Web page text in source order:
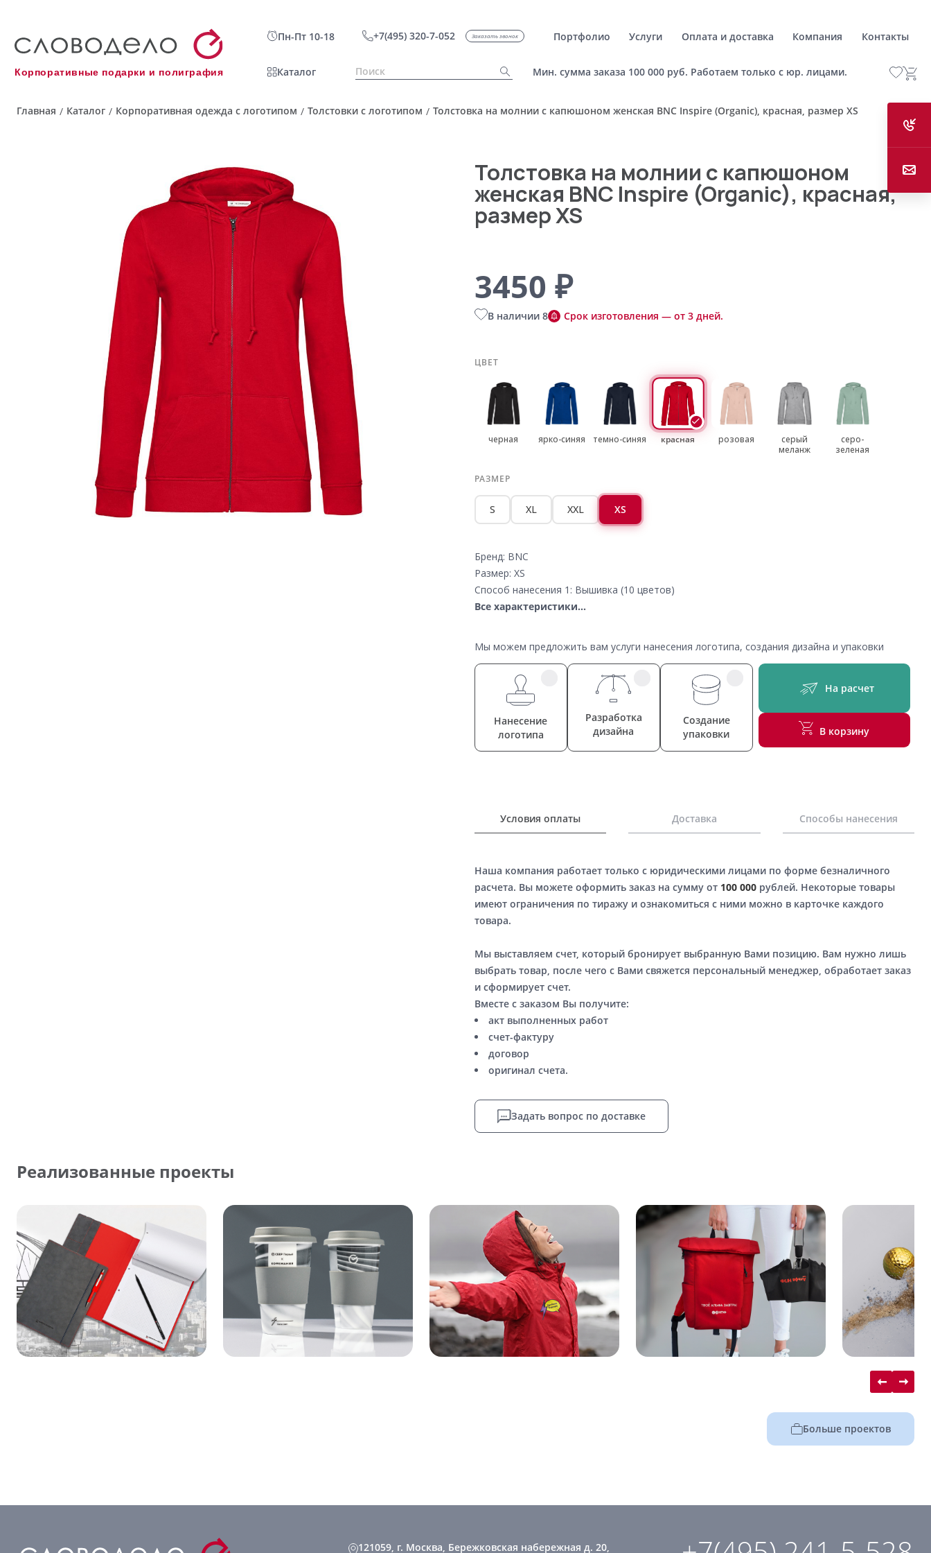
Корпоративные подарки и полиграфия
Пн-Пт 10-18 +7(495) 320-7-052 Заказать звонок Портфолио Услуги Оплата и доставка Компания Контакты
Каталог Мин. сумма заказа 100 000 руб. Работаем только с юр. лицами.
Главная / Каталог / Корпоративная одежда с логотипом / Толстовки с логотипом / Толстовка на молнии с капюшоном женская BNC Inspire (Organic), красная, размер XS
Толстовка на молнии с капюшоном
женская BNC Inspire (Organic), красная,
размер XS
3450 ₽
В наличии 8 Срок изготовления — от 3 дней.
ЦВЕТ
черная ярко-синяя темно-синяя красная розовая
серый
меланж
серо-
зеленая
РАЗМЕР
S XL XXL XS
Бренд: BNC
Размер: XS
Способ нанесения 1: Вышивка (10 цветов)
Все характеристики...
Мы можем предложить вам услуги нанесения логотипа, создания дизайна и упаковки
Нанесение
логотипа
Разработка
дизайна
Создание
упаковки
На расчет
В корзину
Условия оплаты Доставка Способы нанесения
Наша компания работает только с юридическими лицами по форме безналичного
расчета. Вы можете оформить заказ на сумму от 100 000рублей. Некоторые товары
имеют ограничения по тиражу и ознакомиться с ними можно в карточке каждого
товара.
Мы выставляем счет, который бронирует выбранную Вами позицию. Вам нужно лишь
выбрать товар, после чего с Вами свяжется персональный менеджер, обработает заказ
и сформирует счет.
Вместе с заказом Вы получите:
акт выполненных работ
счет-фактуру
договор
оригинал счета.
Задать вопрос по доставке
Реализованные проекты
Больше проектов
121059, г. Москва, Бережковская набережная д. 20,